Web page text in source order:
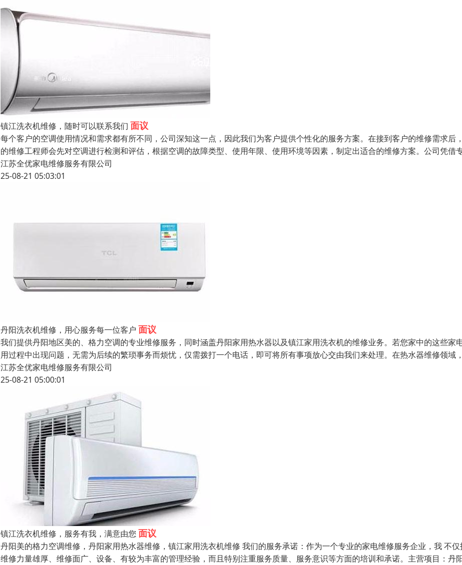
镇江洗衣机维修，随时可以联系我们 面议
每个客户的空调使用情况和需求都有所不同，公司深知这一点，因此我们为客户提供个性化的服务方案。在接到客户的维修需求后
的维修工程师会先对空调进行检测和评估，根据空调的故障类型、使用年限、使用环境等因素，制定出适合的维修方案。公司凭借
江苏全优家电维修服务有限公司
25-08-21 05:03:01
丹阳洗衣机维修，用心服务每一位客户 面议
我们提供丹阳地区美的、格力空调的专业维修服务，同时涵盖丹阳家用热水器以及镇江家用洗衣机的维修业务。若您家中的这些家
用过程中出现问题，无需为后续的繁琐事务而烦忧，仅需拨打一个电话，即可将所有事项放心交由我们来处理。在热水器维修领域
江苏全优家电维修服务有限公司
25-08-21 05:00:01
镇江洗衣机维修，服务有我，满意由您 面议
丹阳美的格力空调维修，丹阳家用热水器维修，镇江家用洗衣机维修 我们的服务承诺：作为一个专业的家电维修服务企业，我 不
维修力量雄厚、维修面广、设备、有较为丰富的管理经验，而且特别注重服务质量、服务意识等方面的培训和承诺。主营项目：丹